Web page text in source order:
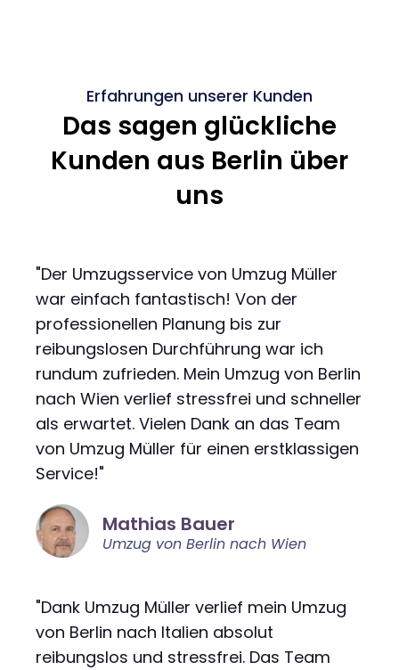
Erfahrungen unserer Kunden
Das sagen glückliche
Kunden aus Berlin über
uns
"Der Umzugsservice von Umzug Müller
war einfach fantastisch! Von der
professionellen Planung bis zur
reibungslosen Durchführung war ich
rundum zufrieden. Mein Umzug von Berlin
nach Wien verlief stressfrei und schneller
als erwartet. Vielen Dank an das Team
von Umzug Müller für einen erstklassigen
Service!"
Mathias Bauer
Umzug von Berlin nach Wien
"Dank Umzug Müller verlief mein Umzug
von Berlin nach Italien absolut
reibungslos und stressfrei. Das Team